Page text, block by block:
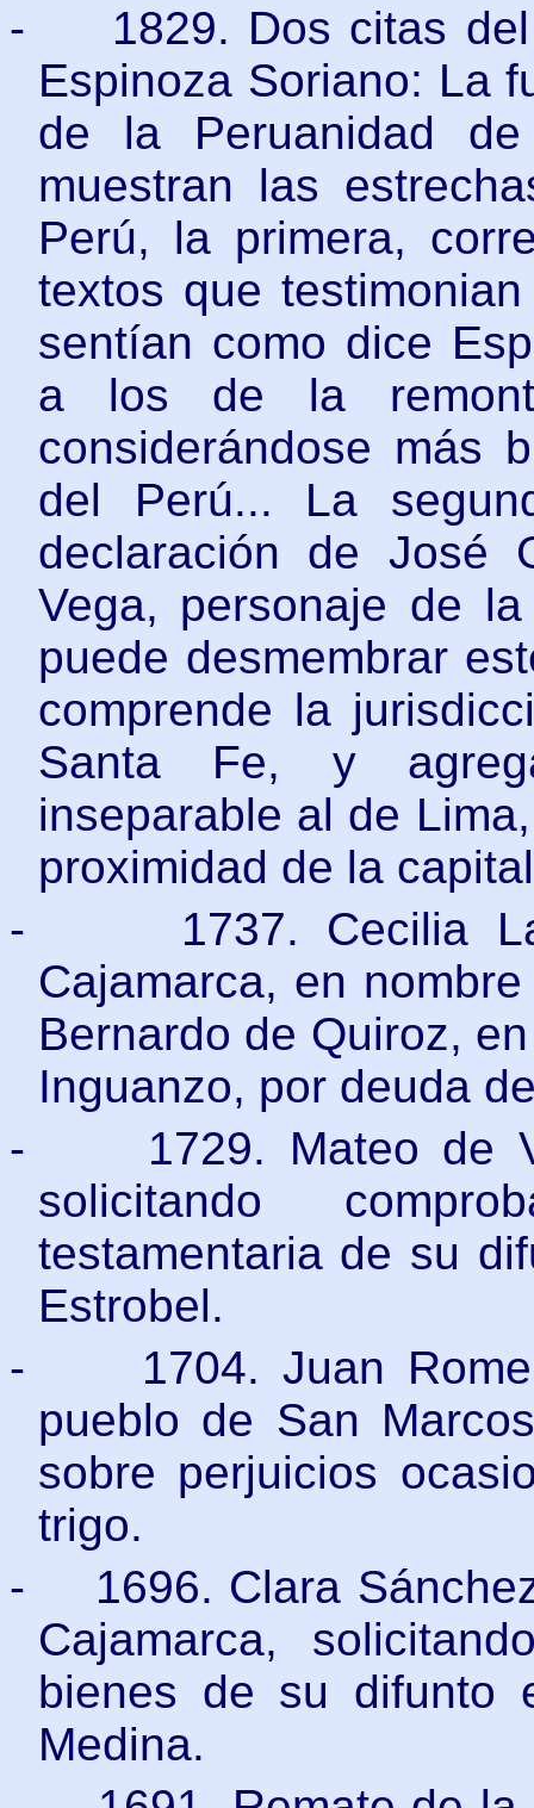
-
1829. Dos citas
Espinoza Soriano: La
de la Peruanidad
muestran las
Perú, la primera,
textos que
sentían como dice
a los de la
considerándose más
del Perú... La
declaración de José
Vega, personaje de
puede desmembrar
comprende la
Santa Fe, y
inseparable al de
proximidad de la
-
1737. Cecilia
Cajamarca, en
Bernardo de Quiroz,
Inguanzo, por deuda
-
1729. Mateo de
solicitando
testamentaria de su
Estrobel.
-
1704. Juan
pueblo de San
sobre perjuicios
trigo.
-
1696. Clara
Cajamarca,
bienes de su difunto
Medina.